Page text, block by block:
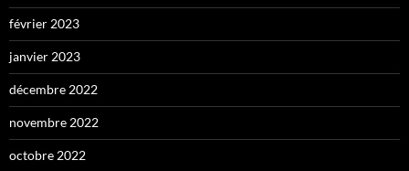
février 2023
janvier 2023
décembre 2022
novembre 2022
octobre 2022